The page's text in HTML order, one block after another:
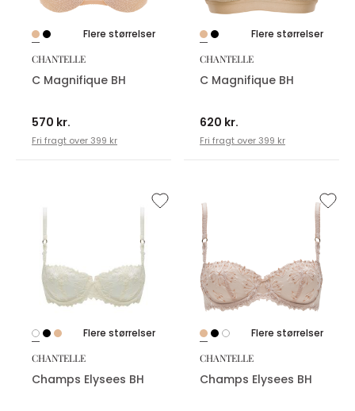
Flere størrelser
CHANTELLE
C Magnifique BH
570 kr.
Fri fragt over 399 kr
Flere størrelser
CHANTELLE
C Magnifique BH
620 kr.
Fri fragt over 399 kr
Flere størrelser
CHANTELLE
Champs Elysees BH
Flere størrelser
CHANTELLE
Champs Elysees BH